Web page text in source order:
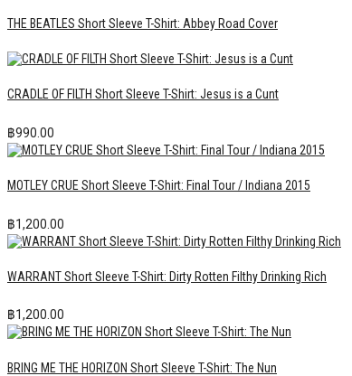
THE BEATLES Short Sleeve T-Shirt: Abbey Road Cover
CRADLE OF FILTH Short Sleeve T-Shirt: Jesus is a Cunt
฿990.00
MOTLEY CRUE Short Sleeve T-Shirt: Final Tour / Indiana 2015
฿1,200.00
WARRANT Short Sleeve T-Shirt: Dirty Rotten Filthy Drinking Rich
฿1,200.00
BRING ME THE HORIZON Short Sleeve T-Shirt: The Nun